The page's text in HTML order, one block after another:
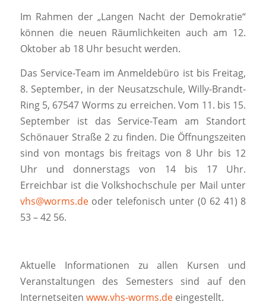
Im Rahmen der „Langen Nacht der Demokratie“
können die neuen Räumlichkeiten auch am 12.
Oktober ab 18 Uhr besucht werden.
Das Service-Team im Anmeldebüro ist bis Freitag,
8. September, in der Neusatzschule, Willy-Brandt-
Ring 5, 67547 Worms zu erreichen. Vom 11. bis 15.
September ist das Service-Team am Standort
Schönauer Straße 2 zu finden. Die Öffnungszeiten
sind von montags bis freitags von 8 Uhr bis 12
Uhr und donnerstags von 14 bis 17 Uhr.
Erreichbar ist die Volkshochschule per Mail unter
vhs@worms.deoder telefonisch unter (0 62 41) 8
53 – 42 56.
Aktuelle Informationen zu allen Kursen und
Veranstaltungen des Semesters sind auf den
Internetseiten www.vhs-worms.deeingestellt.